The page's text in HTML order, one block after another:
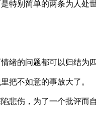
特别简单的两条为人处
绪的问题都可以归结为四
把不如意的事放大了。
悲伤，为了一个批评而